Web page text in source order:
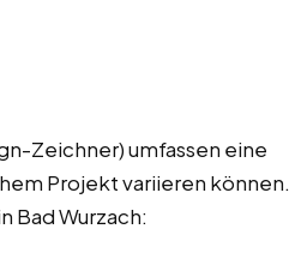
Zeichner) umfassen eine
Projekt variieren können.
Bad Wurzach: